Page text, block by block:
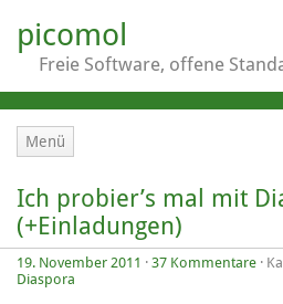
picomol
Freie Software, offene
Menü
Ich probier’s mal mit
(+Einladungen)
19. November 2011 · 37 Kommentare ·
Diaspora